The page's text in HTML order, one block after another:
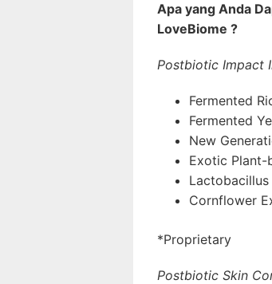
Apa yang Anda
LoveBiome ?
Postbiotic Impact
Fermented
Fermented
New
Exotic Plant-
Lactobacillus
Cornflower
*Proprietary
Postbiotic Skin